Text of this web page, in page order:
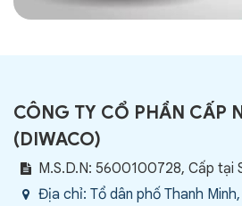
CÔNG TY CỔ PHẦN CẤP
(DIWACO)
M.S.D.N: 5600100728, Cấp tại
Địa chỉ: Tổ dân phố Thanh